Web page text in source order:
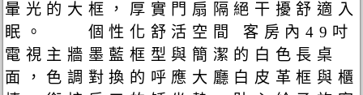
暈光的大框，厚實門扇隔絕干擾舒適入
眠。 個性化舒活空間 客房內49吋
電視主牆墨藍框型與簡潔的白色長桌
面，色調對換的呼應大廳白皮革框與櫃